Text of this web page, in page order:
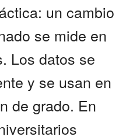
un cambio
se mide en
Los datos se
y se usan en
de grado. En